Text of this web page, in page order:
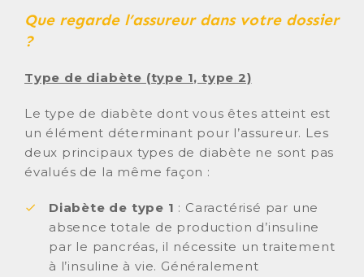
Que regarde l’assureur dans votre dossier
?
Type de diabète (type 1, type 2)
Le type de diabète dont vous êtes atteint est
un élément déterminant pour l’assureur. Les
deux principaux types de diabète ne sont pas
évalués de la même façon :
Diabète de type 1 : Caractérisé par une
absence totale de production d’insuline
par le pancréas, il nécessite un traitement
à l’insuline à vie. Généralement